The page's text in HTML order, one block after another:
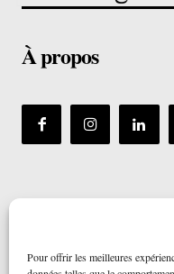
Pour offrir les meilleures
À propos